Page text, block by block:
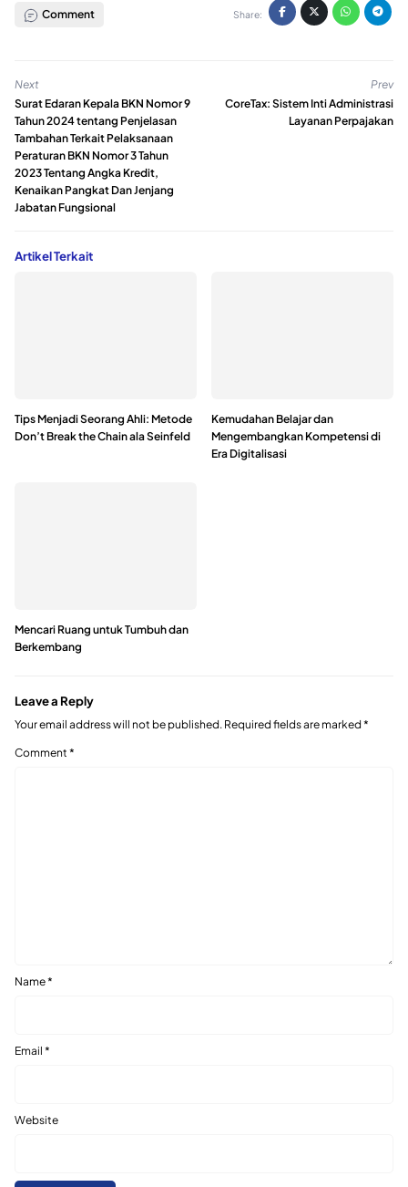
Comment Share:
Next
Surat Edaran Kepala BKN Nomor 9
Tahun 2024 tentang Penjelasan
Tambahan Terkait Pelaksanaan
Peraturan BKN Nomor 3 Tahun
2023 Tentang Angka Kredit,
Kenaikan Pangkat Dan Jenjang
Jabatan Fungsional
Prev
CoreTax: Sistem Inti Administrasi
Layanan Perpajakan
Artikel Terkait
Tips Menjadi Seorang Ahli: Metode
Don’t Break the Chain ala Seinfeld
Kemudahan Belajar dan
Mengembangkan Kompetensi di
Era Digitalisasi
Mencari Ruang untuk Tumbuh dan
Berkembang
Leave a Reply
Your email address will not be published. Required fields are marked *
Comment *
Name*
Email *
Website